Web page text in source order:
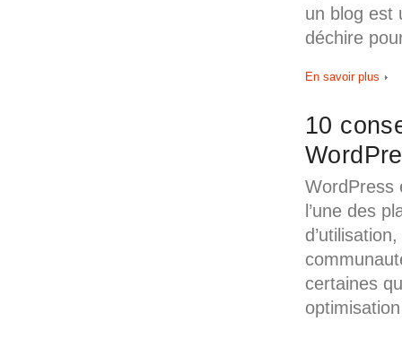
un blog est
déchire
En savoir plus
10
WordPress
l’une des
certaines